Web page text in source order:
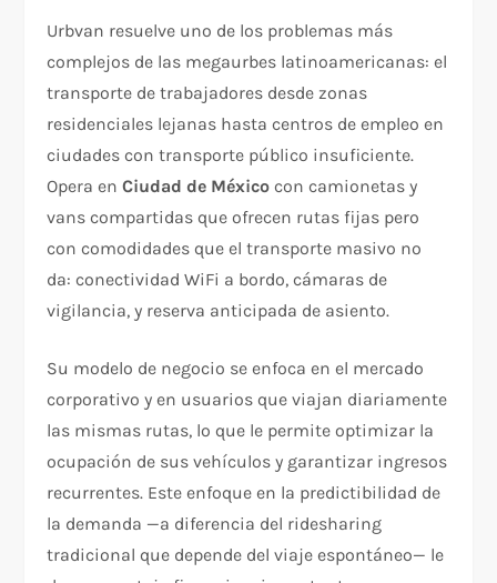
Urbvan resuelve uno de los problemas más
complejos de las megaurbes latinoamericanas: el
transporte de trabajadores desde zonas
residenciales lejanas hasta centros de empleo en
ciudades con transporte público insuficiente.
Opera enCiudad de México con camionetas y
vans compartidas que ofrecen rutas fijas pero
con comodidades que el transporte masivo no
da: conectividad WiFi a bordo, cámaras de
vigilancia, y reserva anticipada de asiento.
Su modelo de negocio se enfoca en el mercado
corporativo y en usuarios que viajan diariamente
las mismas rutas, lo que le permite optimizar la
ocupación de sus vehículos y garantizar ingresos
recurrentes. Este enfoque en la predictibilidad de
la demanda —a diferencia del ridesharing
tradicional que depende del viaje espontáneo— le